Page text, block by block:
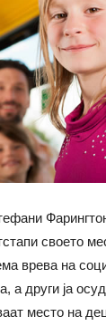
своето
врева на
а други ја
место на